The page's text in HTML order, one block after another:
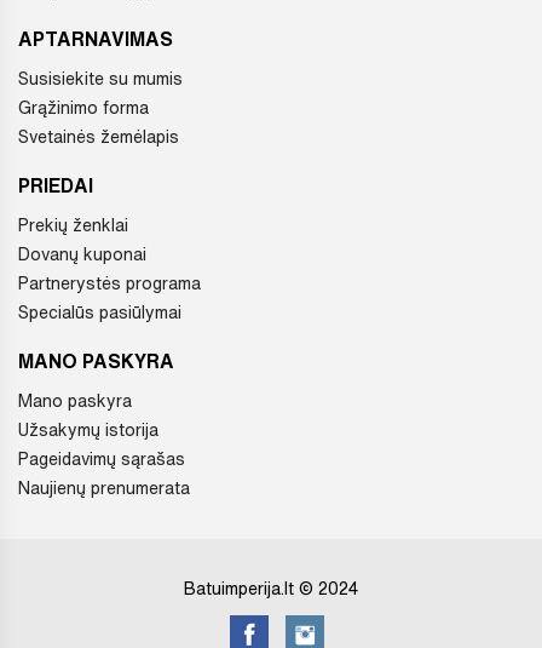
APTARNAVIMAS
Susisiekite su mumis
Grąžinimo forma
Svetainės žemėlapis
PRIEDAI
Prekių ženklai
Dovanų kuponai
Partnerystės programa
Specialūs pasiūlymai
MANO PASKYRA
Mano paskyra
Užsakymų istorija
Pageidavimų sąrašas
Naujienų prenumerata
Batuimperija.lt © 2024